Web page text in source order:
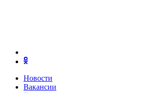
Новости
Вакансии